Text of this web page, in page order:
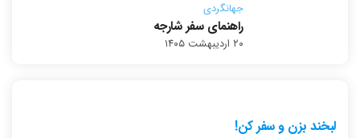
جهانگردی
راهنمای سفر شارجه
۲۰ اردیبهشت ۱۴۰۵
لبخند بزن و سفر کن!